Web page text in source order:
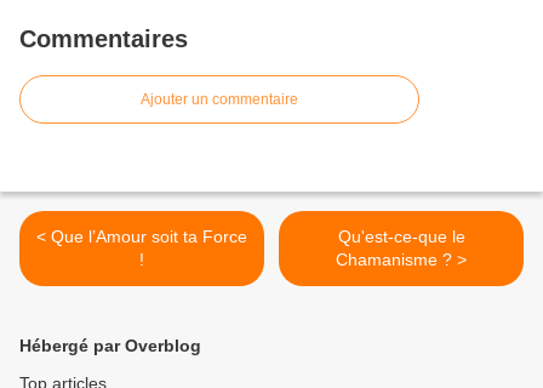
Commentaires
Ajouter un commentaire
< Que l’Amour soit ta Force
!
Qu'est-ce-que le
Chamanisme ? >
Hébergé par Overblog
Top articles